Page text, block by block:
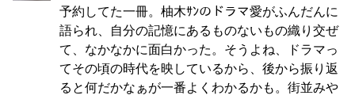
予約してた一冊。柚木ｻﾝのドラマ愛がふんだんに
語られ、自分の記憶にあるものないもの織り交ぜ
て、なかなかに面白かった。そうよね、ドラマっ
てその頃の時代を映しているから、後から振り返
ると何だかなぁが一番よくわかるかも。街並みや